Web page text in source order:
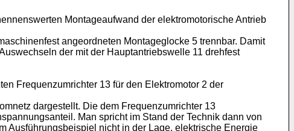
Montageaufwand der elektromotorische Antrieb
angeordneten Montageglocke 5 trennbar. Damit
der mit der Hauptantriebswelle 11 drehfest
Frequenzumrichter 13 für den Elektromotor 2 der
dargestellt. Die dem Frequenzumrichter 13
Man spricht im Stand der Technik dann von
Ausführungsbeispiel nicht in der Lage, elektrische Energie